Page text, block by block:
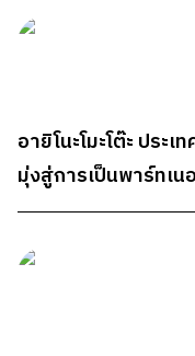
อายิโนะโมะโต๊ะ ประ
มุ่งสู่การเป็นพาร์ทเ
“AminoScience”